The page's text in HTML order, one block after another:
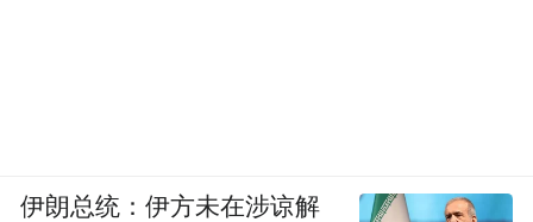
伊朗总统：伊方未在涉谅解